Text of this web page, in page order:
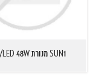
SUN1 מנורת UV/LED 48W